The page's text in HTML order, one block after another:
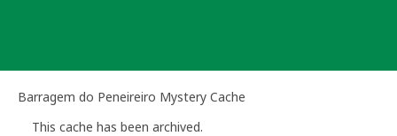
Barragem do Peneireiro Mystery Cache
This cache has been archived.